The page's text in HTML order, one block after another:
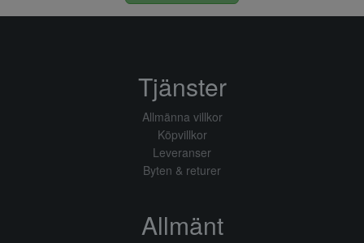
Tjänster
Allmänna villkor
Köpvillkor
Leveranser
Byten & returer
Allmänt